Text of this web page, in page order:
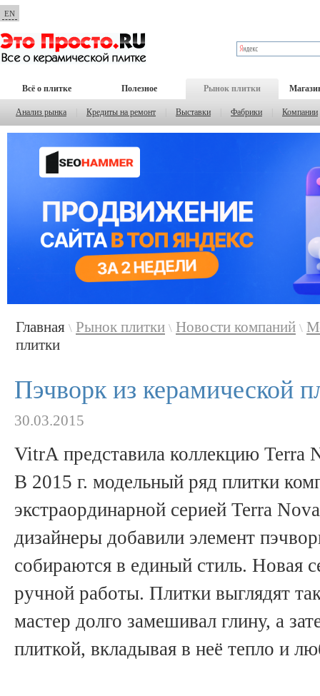
EN
Всё о плитке Полезное Рынок плитки
Анализ рынка Кредиты на ремонт Выставки Фабрики Компании
Главная \ Рынок плитки \ Новости компаний \
плитки
Пэчворк из керамической
30.03.2015
VitrA представила коллекцию Terra
В 2015 г. модельный ряд плитки
экстраординарной серией Terra
дизайнеры добавили элемент
собираются в единый стиль. Новая
ручной работы. Плитки выглядят
мастер долго замешивал глину, а
плиткой, вкладывая в неё тепло и